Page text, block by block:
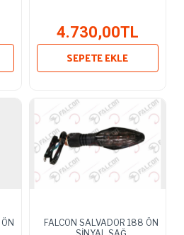
4.730,00TL
SEPETE EKLE
FALCON SALVADOR 188 ÖN